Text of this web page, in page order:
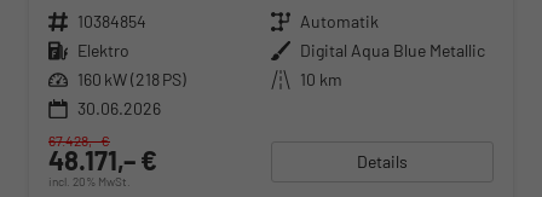
Fahrzeugnr. 10384854 Getriebe Automatik
Kraftstoff Elektro Außenfarbe Digital Aqua Blue Metallic
Leistung 160 kW (218 PS) Kilometerstand 10 km
30.06.2026
48.171,– €
incl. 20% MwSt.
67.428,– €
Details